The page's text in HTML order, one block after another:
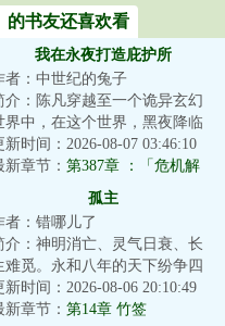
的书友还喜欢看
我在永夜打造庇护所
者：中世纪的兔子
介：陈凡穿越至一个诡异玄幻
界中，在这个世界，黑夜降临
，无数诡物肆虐人间。他通过
越自带的永夜...
新时间：2026-08-07 03:46:10
新章节： 第387章 ：「危机解
孤主
者：错哪儿了
介：神明消亡、灵气日衰、长
难觅。永和八年的天下纷争四
，战祸连岁，弱邦为驱逐入侵
寇，换社稷存...
新时间：2026-08-06 20:10:49
新章节： 第14章 竹签